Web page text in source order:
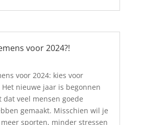
voor 2024?!
voor 2024: kies voor
nieuwe jaar is begonnen
veel mensen goede
gemaakt. Misschien wil je
sporten, minder stressen